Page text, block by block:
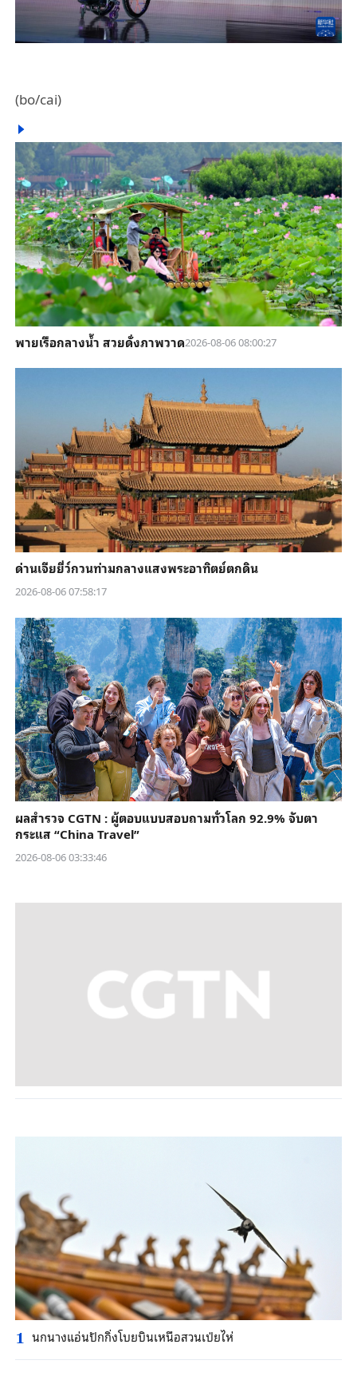
(bo/cai)
พายเรือกลางน้ำ สวยดั่งภาพวาด2026-08-06 08:00:27
ด่านเจียยี่ว์กวนท่ามกลางแสงพระอาทิตย์ตกดิน
2026-08-06 07:58:17
ผลสำรวจ CGTN : ผู้ตอบแบบสอบถามทั่วโลก 92.9% จับตา
กระแส “China Travel”
2026-08-06 03:33:46
1 นกนางแอ่นปักกิ่งโบยบินเหนือสวนเป่ยไห่